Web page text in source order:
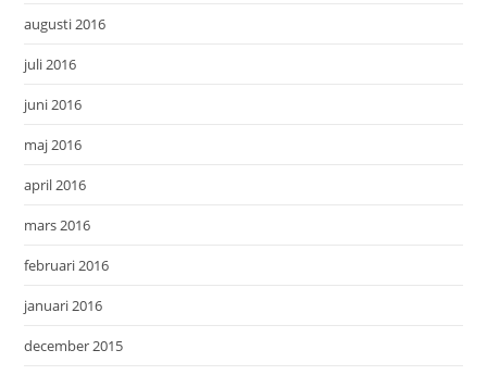
augusti 2016
juli 2016
juni 2016
maj 2016
april 2016
mars 2016
februari 2016
januari 2016
december 2015